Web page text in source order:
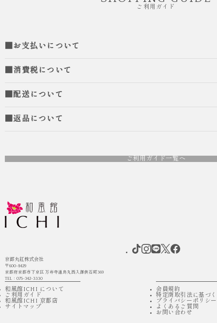
ご利用ガイド
■お支払いについて
■消費税について
■配送について
■返品について
ご利用ガイド一覧へ
京都丸紅株式会社
〒600-8429
京都府京都市下京区 万寿寺通烏丸西入御供石町369
TEL：075-342-3330
和風館ICHI について
ご利用ガイド
和風館ICHI 京都店
サイトマップ
会員規約
特定商取引法に基づ
プライバシーポリシー
よくあるご質問
お問い合わせ